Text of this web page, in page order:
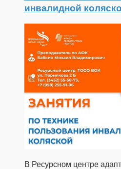
инвалидной
В Ресурсном центре